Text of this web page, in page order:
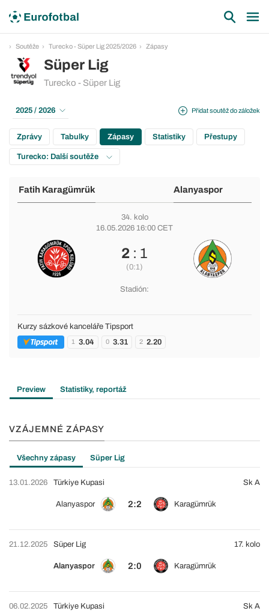
Soutěže Turecko - Süper Lig 2025/2026 Zápasy
Süper Lig
Turecko - Süper Lig
Přidat soutěž do záložek
2025 / 2026
Zprávy Tabulky Zápasy Statistiky Přestupy
Turecko: Další soutěže
Fatih Karagümrük Alanyaspor
34. kolo
16.05.2026 16:00 CET
2: 1
(0:1)
Stadión:
Kurzy sázkové kanceláře Tipsport
1 3.04 0 3.31 2 2.20
Preview Statistiky, reportáž
VZÁJEMNÉ ZÁPASY
Všechny zápasy Süper Lig
13.01.2026
Alanyaspor 2:2 Karagümrük
Türkiye Kupasi Sk A
21.12.2025
Alanyaspor 2:0 Karagümrük
Süper Lig 17. kolo
06.02.2025 Türkiye Kupasi Sk A